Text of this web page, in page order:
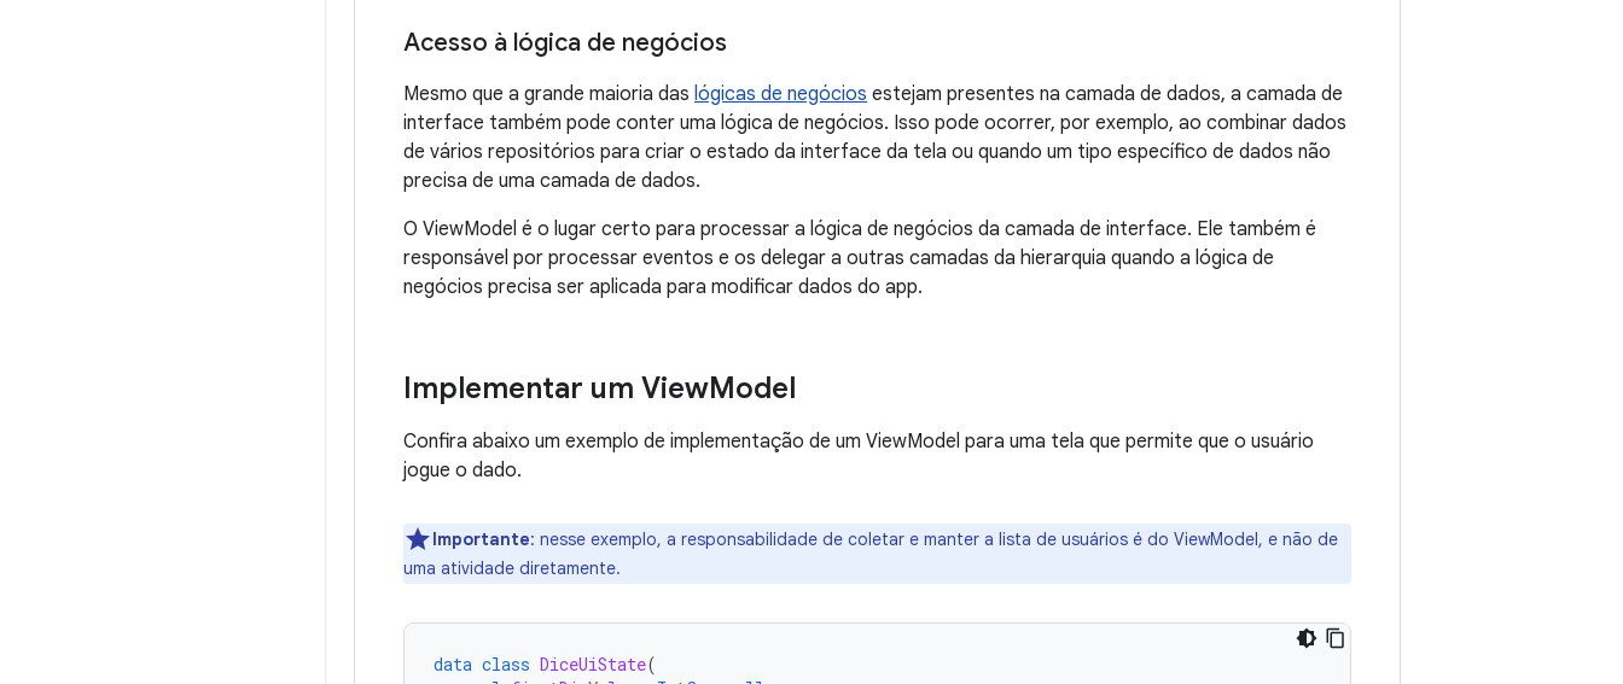
Acesso à lógica de negócios
Mesmo que a grande maioria das lógicas de negócios estejam presentes na camada de dados, a camada de
interface também pode conter uma lógica de negócios. Isso pode ocorrer, por exemplo, ao combinar dados
de vários repositórios para criar o estado da interface da tela ou quando um tipo específico de dados não
precisa de uma camada de dados.
O ViewModel é o lugar certo para processar a lógica de negócios da camada de interface. Ele também é
responsável por processar eventos e os delegar a outras camadas da hierarquia quando a lógica de
negócios precisa ser aplicada para modificar dados do app.
Implementar um ViewModel
Confira abaixo um exemplo de implementação de um ViewModel para uma tela que permite que o usuário
jogue o dado.
Importante: nesse exemplo, a responsabilidade de coletar e manter a lista de usuários é do ViewModel, e não de
uma atividade diretamente.
data class DiceUiState(